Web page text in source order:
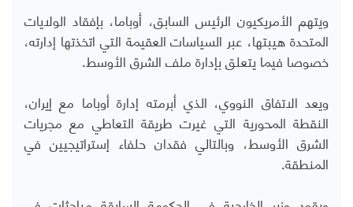
ويتهم الأمريكيون الرئيس السابق، أوباما، بإفقاد الولايات
المتحدة هيبتها، عبر السياسات العقيمة التي اتخذتها إدارته،
خصوصا فيما يتعلق بإدارة ملف الشرق الأوسط.
ويعد الاتفاق النووي، الذي أبرمته إدارة أوباما مع إيران،
النقطة المحورية التي غيرت طريقة التعاطي مع مجريات
الشرق الأوسط، وبالتالي فقدان حلفاء إستراتيجيين في
المنطقة.